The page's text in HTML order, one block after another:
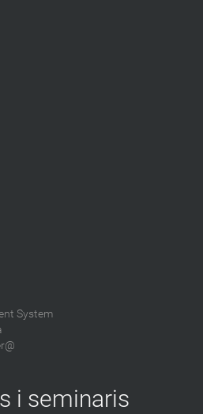
System
i seminaris